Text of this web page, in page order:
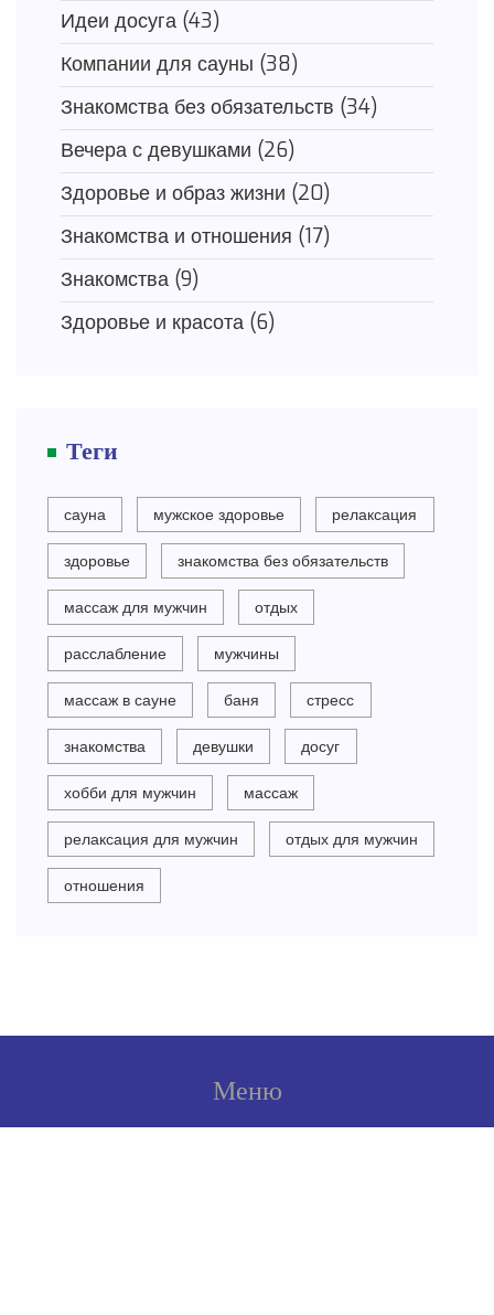
Идеи досуга (43)
Компании для сауны (38)
Знакомства без обязательств (34)
Вечера с девушками (26)
Здоровье и образ жизни (20)
Знакомства и отношения (17)
Знакомства (9)
Здоровье и красота (6)
Теги
сауна мужское здоровье релаксация
здоровье знакомства без обязательств
массаж для мужчин отдых
расслабление мужчины
массаж в сауне баня стресс
знакомства девушки досуг
хобби для мужчин массаж
релаксация для мужчин отдых для мужчин
отношения
Меню
О нас